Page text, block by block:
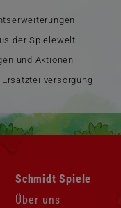
der Spielewelt
und Aktionen
Navigation
überspringen
Schmidt Spiele
Über uns